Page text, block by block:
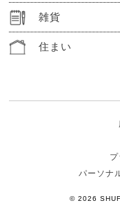
雑貨
住まい
パーソナ
© 2026